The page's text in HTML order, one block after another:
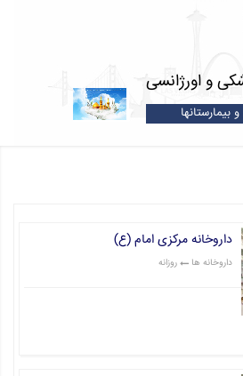
و اورژانسی
بیمارستانها
داروخانه مرکزی امام (ع)
داروخانه ها روزانه